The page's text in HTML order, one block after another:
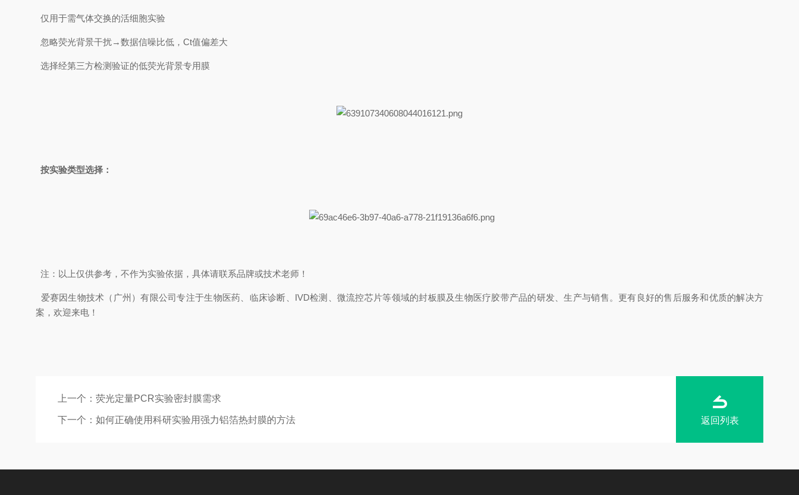
仅用于需气体交换的活细胞实验
‌忽略荧光背景干扰‌→数据信噪比低，Ct值偏差大
选择经第三方检测验证的‌低荧光背景专用膜
按实验类型选择：
注：以上仅供参考，不作为实验依据，具体请联系品牌或技术老师！
爱赛因生物技术（广州）有限公司专注于生物医药、临床诊断、IVD检测、微流控芯片等领域的封板膜及生物医疗胶带产品的研发、生产与销售。更有良好的售后服务和优质的解决方
案，欢迎来电！
上一个： 荧光定量PCR实验密封膜需求
下一个： 如何正确使用科研实验用强力铝箔热封膜的方法 返回列表